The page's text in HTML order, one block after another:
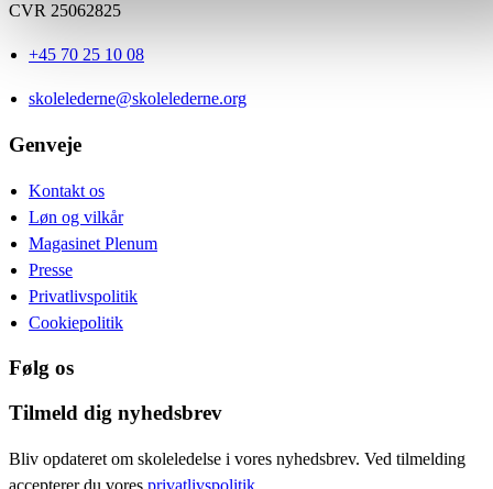
CVR 25062825
+45 70 25 10 08
skolelederne@skolelederne.org
Genveje
Kontakt os
Løn og vilkår
Magasinet Plenum
Presse
Privatlivspolitik
Cookiepolitik
Følg os
Tilmeld dig nyhedsbrev
Bliv opdateret om skoleledelse i vores nyhedsbrev. Ved tilmelding
accepterer du vores privatlivspolitik